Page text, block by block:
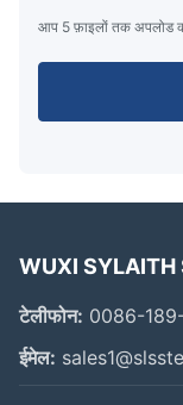
आप 5 फ़ाइलों तक अपलोड
WUXI SYLAITH
टेलीफोन: 0086-
ईमेल: